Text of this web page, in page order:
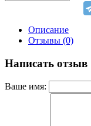
Описание
Отзывы (0)
Написать отзыв
Ваше имя: